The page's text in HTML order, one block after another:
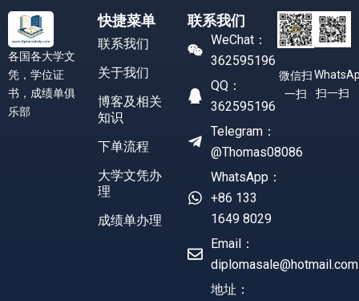
各国各大学文
凭，学位证
书，成绩单俱
乐部
快捷菜单
联系我们
关于我们
博客及相关
知识
下单流程
大学文凭办
理
成绩单办理
联系我们
WeChat：
362595196
QQ：
362595196
Telegram：
@Thomas08086
WhatsApp：
+86 133
1649 8029
Email：
diplomasale@hotmail.com
地址：
微信扫
一扫
扫一扫